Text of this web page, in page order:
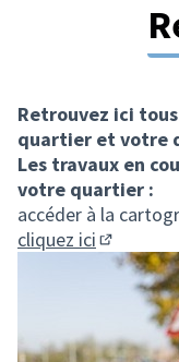
Retrouvez ici
quartier et votre
Les travaux en
votre quartier :
accéder à la
cliquez ici
(Lien